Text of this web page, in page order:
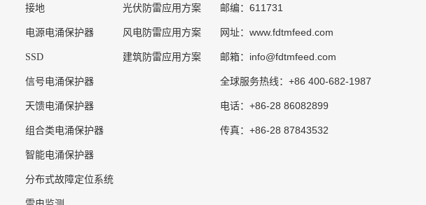
接地
电源电涌保护器
SSD
信号电涌保护器
天馈电涌保护器
组合类电涌保护器
智能电涌保护器
分布式故障定位系统
光伏防雷应用方案
风电防雷应用方案
建筑防雷应用方案
邮编：611731
网址：www.fdtmfeed.com
邮箱： info@fdtmfeed.com
全球服务热线：+86 400-682-1987
电话：+86-28 86082899
传真：+86-28 87843532